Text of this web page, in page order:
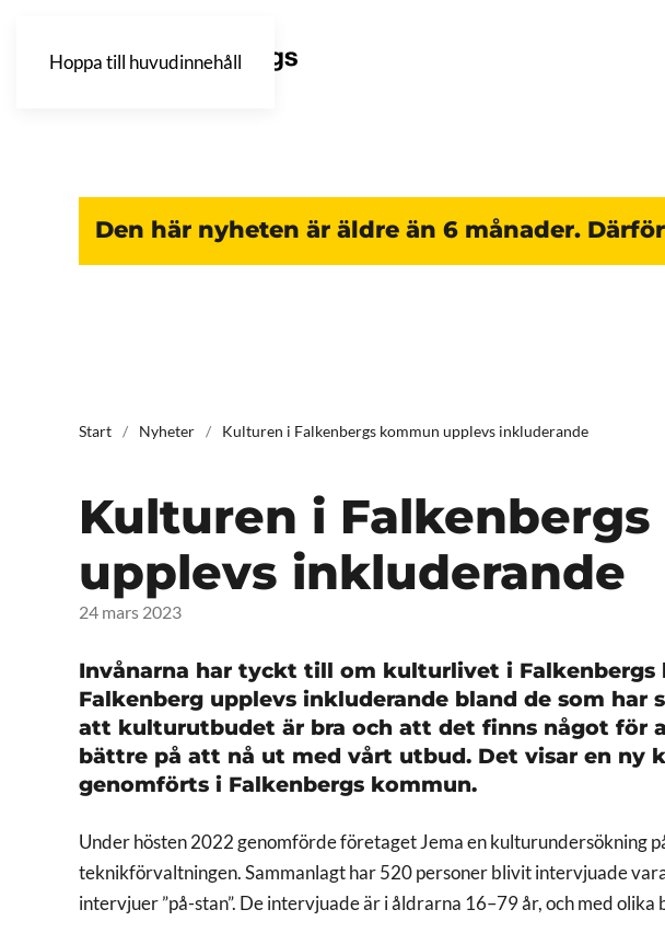
Hoppa till huvudinnehåll
Den här nyheten är äldre än 6 månader.
Start Nyheter Kulturen i Falkenbergs kommun upplevs inkluderande
Kulturen i
upplevs inkluderande
24 mars 2023
Invånarna har tyckt till om kulturlivet i Falkenbergs
Falkenberg upplevs inkluderande bland de som har
att kulturutbudet är bra och att det finns något för
bättre på att nå ut med vårt utbud. Det visar en ny
genomförts i Falkenbergs kommun.
Under hösten 2022 genomförde företaget Jema en kulturundersökning
teknikförvaltningen. Sammanlagt har 520 personer blivit intervjuade
intervjuer ”på-stan”. De intervjuade är i åldrarna 16–79 år, och med olika